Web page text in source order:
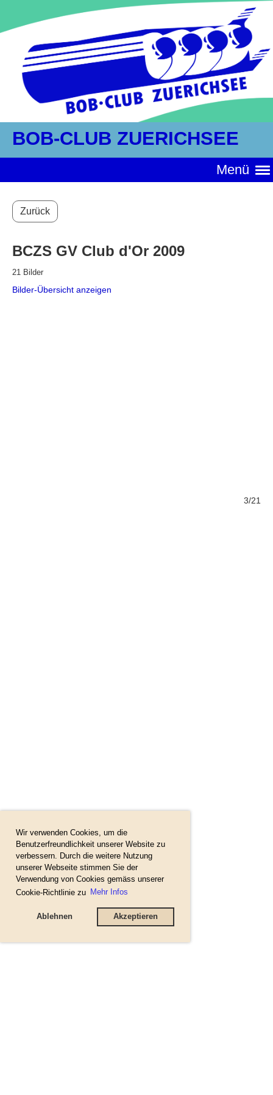
Wir verwenden Cookies, um die
Benutzerfreundlichkeit unserer Website zu
verbessern. Durch die weitere Nutzung
unserer Webseite stimmen Sie der
Verwendung von Cookies gemäss unserer
Cookie-Richtlinie zu Mehr Infos
Ablehnen Akzeptieren
BOB-CLUB ZUERICHSEE
Menü
Zurück
BCZS GV Club d'Or 2009
21 Bilder
Bilder-Übersicht anzeigen
3/21